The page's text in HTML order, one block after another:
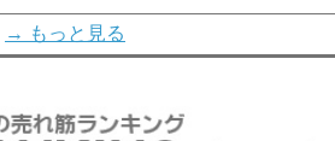
トランスα敏感肌用(アルコールフリー)
→ もっと見る